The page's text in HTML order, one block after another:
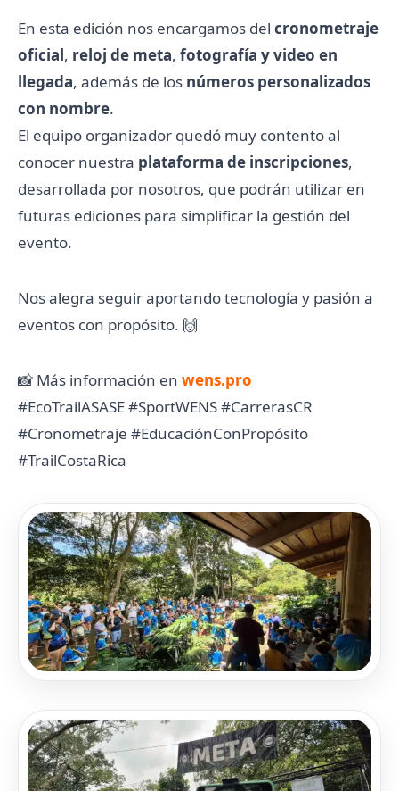
En esta edición nos encargamos del cronometraje
oficial, reloj de meta, fotografía y video en
llegada, además de los números personalizados
con nombre.
El equipo organizador quedó muy contento al
conocer nuestra plataforma de inscripciones,
desarrollada por nosotros, que podrán utilizar en
futuras ediciones para simplificar la gestión del
evento.
Nos alegra seguir aportando tecnología y pasión a
eventos con propósito. 🙌
📸 Más información en wens.pro
#EcoTrailASASE #SportWENS #CarrerasCR
#Cronometraje #EducaciónConPropósito
#TrailCostaRica